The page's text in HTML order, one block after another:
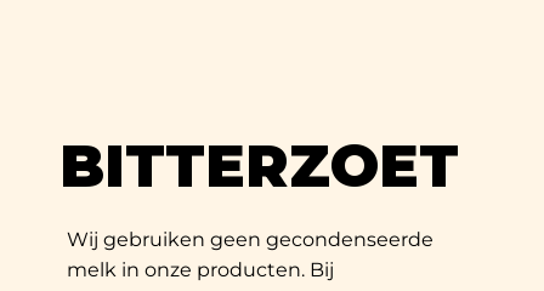
BITTERZOET
Wij gebruiken geen gecondenseerde
melk in onze producten. Bij